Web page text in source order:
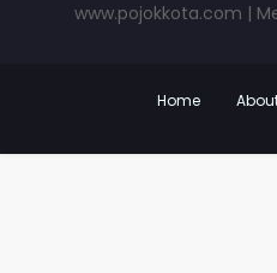
www.pojokkota.com |
Home